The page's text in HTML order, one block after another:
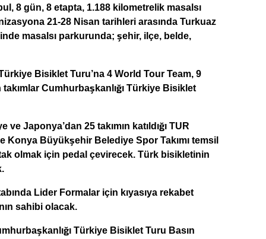
8 gün, 8 etapta, 1.188 kilometrelik masalsı
21-28 Nisan tarihleri arasında Turkuaz
masalsı parkurunda; şehir, ilçe, belde,
Bisiklet Turu’na 4 World Tour Team, 9
takımlar Cumhurbaşkanlığı Türkiye Bisiklet
Japonya’dan 25 takımın katıldığı TUR
Büyükşehir Belediye Spor Takımı temsil
olmak için pedal çevirecek. Türk bisikletinin
Lider Formalar için kıyasıya rekabet
sahibi olacak.
Türkiye Bisiklet Turu Basın